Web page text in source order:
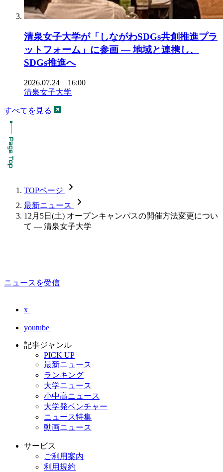
清泉女子大学が「しながわSDGs共創推進プラ
ットフォーム」に参画 ― 地域と連携し、
SDGs推進へ
2026.07.24 16:00
清泉女子大学
すべてを見る
TOPページ chevron_forward
最新ニュース chevron_forward
12月5日(土) オープンキャンパスの開催方法変更につい
て — 清泉女子大学
ニュースを受信
x
youtube
記事ジャンル
PICK UP
最新ニュース
ランキング
大学ニュース
小中高ニュース
大学発ベンチャー
ニュース特集
動画ニュース
サービス
ご利用案内
利用規約